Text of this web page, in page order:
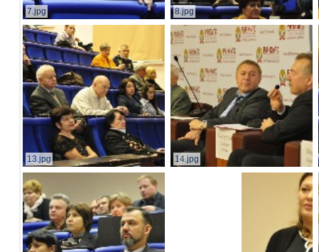
7.jpg 8.jpg
13.jpg 14.jpg